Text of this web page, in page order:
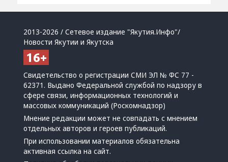
2013-2026 / Сетевое издание "Якутия.Инфо"/
Новости Якутии и Якутска
Свидетельство о регистрации СМИ ЭЛ № ФС 77 -
62371. Выдано Федеральной службой по надзору в
сфере связи, информационных технологий и
массовых коммуникаций (Роскомнадзор)
Мнение редакции может не совпадать с мнением
отдельных авторов и героев публикаций.
При использовании материалов обязательна
активная ссылка на сайт.